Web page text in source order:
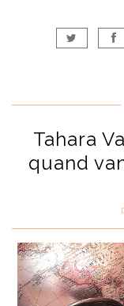
Tahara
quand